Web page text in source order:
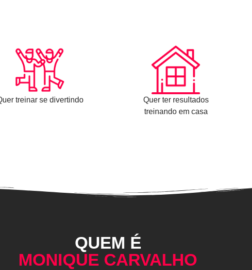
treinar se divertindo
Quer ter resultados
treinando em casa
QUEM É
MONIQUE CARVALHO